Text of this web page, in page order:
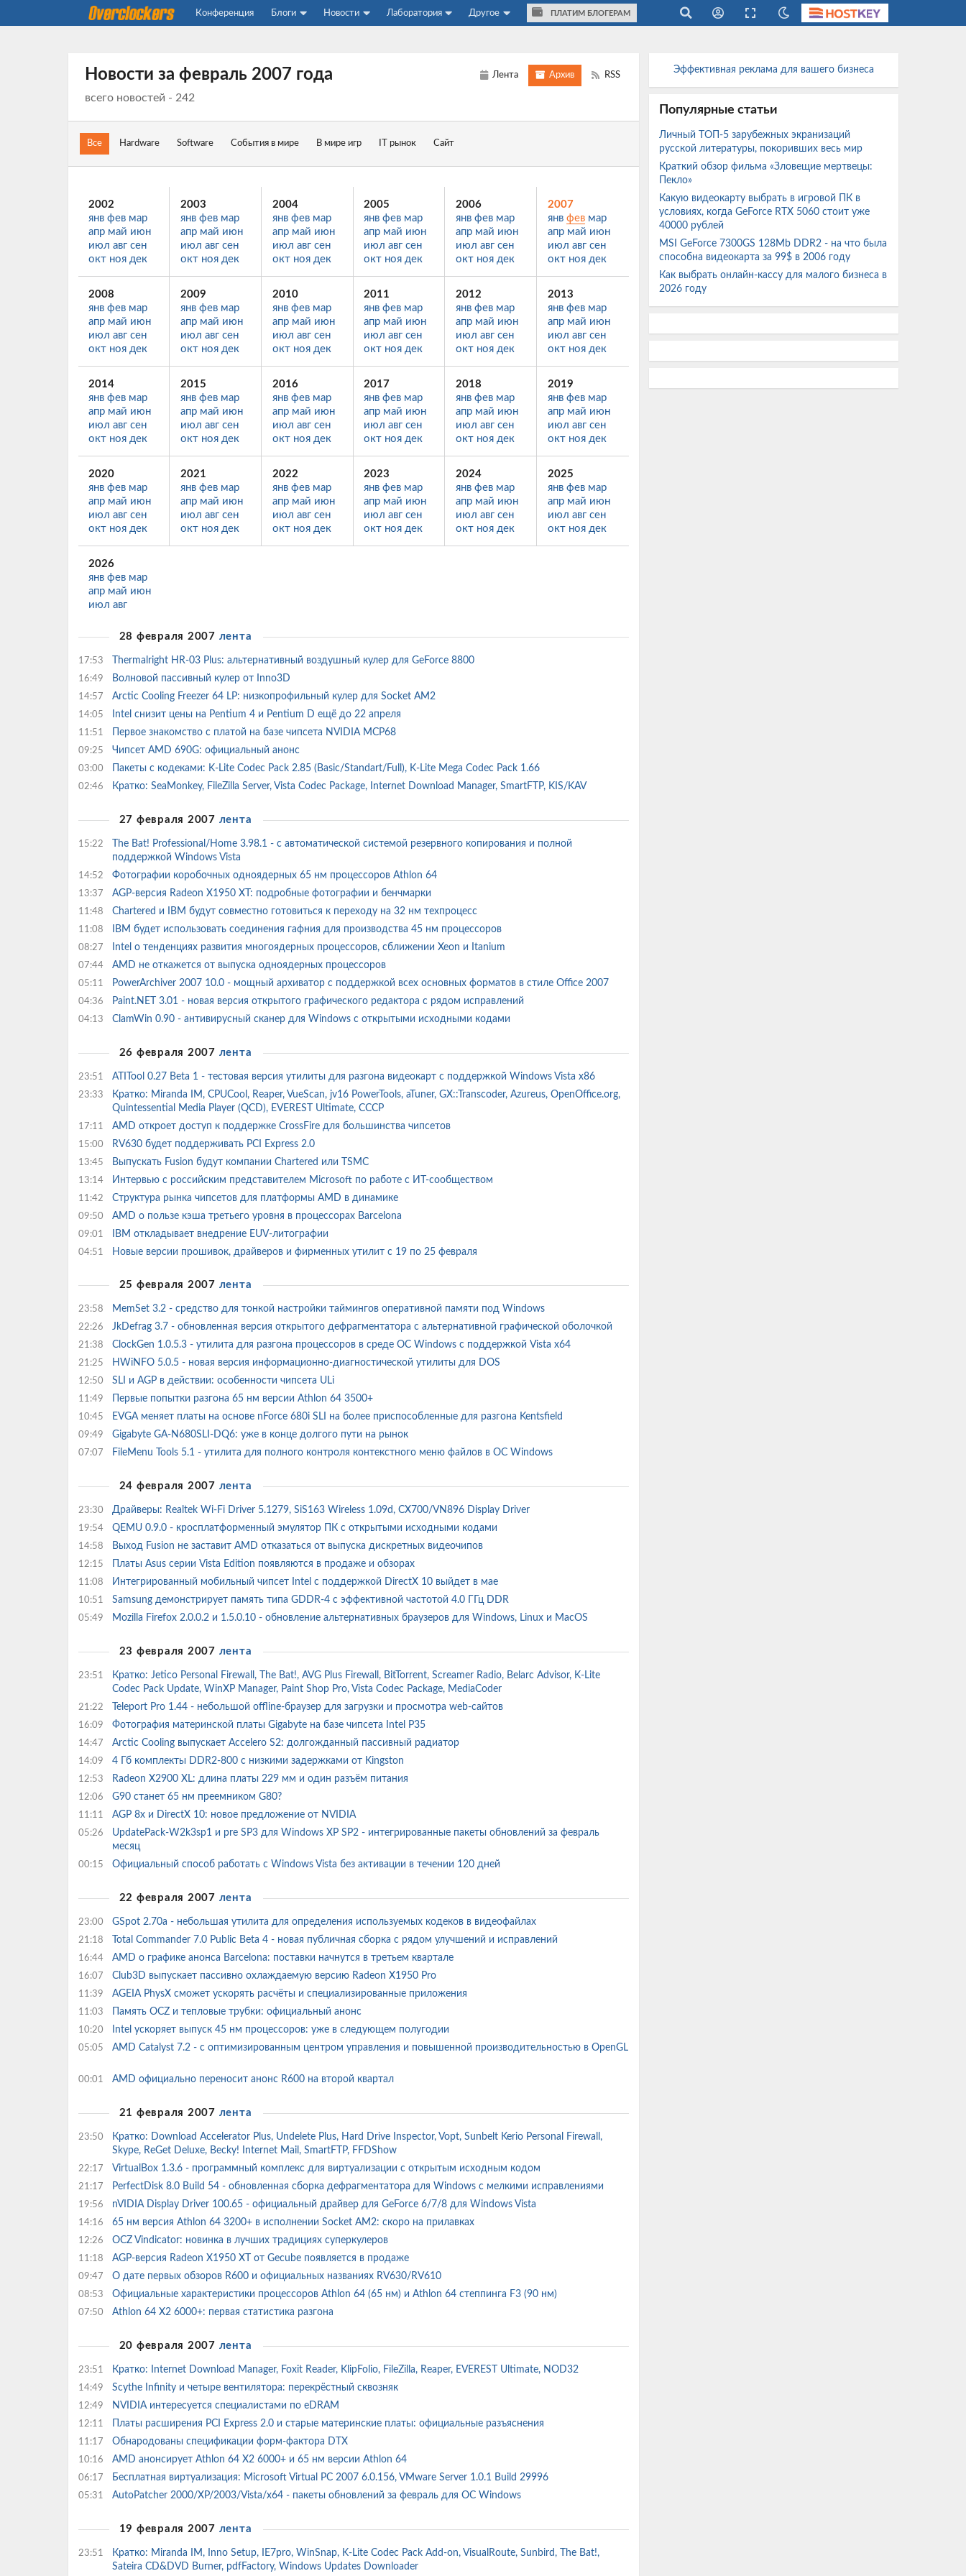
Конференция Блоги Новости Лаборатория Другое ПЛАТИМ БЛОГЕРАМ
Новости зафевраль 2007 года
всего новостей - 242
Лента Архив RSS
Все Hardware Software События в мире В мире игр IT рынок Сайт
2002
янв фев мар
апр май июн
июл авг сен
окт ноя дек
2003
янв фев мар
апр май июн
июл авг сен
окт ноя дек
2004
янв фев мар
апр май июн
июл авг сен
окт ноя дек
2005
янв фев мар
апр май июн
июл авг сен
окт ноя дек
2006
янв фев мар
апр май июн
июл авг сен
окт ноя дек
2007
янв фев мар
апр май июн
июл авг сен
окт ноя дек
2008
янв фев мар
апр май июн
июл авг сен
окт ноя дек
2009
янв фев мар
апр май июн
июл авг сен
окт ноя дек
2010
янв фев мар
апр май июн
июл авг сен
окт ноя дек
2011
янв фев мар
апр май июн
июл авг сен
окт ноя дек
2012
янв фев мар
апр май июн
июл авг сен
окт ноя дек
2013
янв фев мар
апр май июн
июл авг сен
окт ноя дек
2014
янв фев мар
апр май июн
июл авг сен
окт ноя дек
2015
янв фев мар
апр май июн
июл авг сен
окт ноя дек
2016
янв фев мар
апр май июн
июл авг сен
окт ноя дек
2017
янв фев мар
апр май июн
июл авг сен
окт ноя дек
2018
янв фев мар
апр май июн
июл авг сен
окт ноя дек
2019
янв фев мар
апр май июн
июл авг сен
окт ноя дек
2020
янв фев мар
апр май июн
июл авг сен
окт ноя дек
2021
янв фев мар
апр май июн
июл авг сен
окт ноя дек
2022
янв фев мар
апр май июн
июл авг сен
окт ноя дек
2023
янв фев мар
апр май июн
июл авг сен
окт ноя дек
2024
янв фев мар
апр май июн
июл авг сен
окт ноя дек
2025
янв фев мар
апр май июн
июл авг сен
окт ноя дек
2026
янв фев мар
апр май июн
июл авг
28 февраля 2007 лента
17:53 Thermalright HR-03 Plus: альтернативный воздушный кулер для GeForce 8800
16:49 Волновой пассивный кулер от Inno3D
14:57 Arctic Cooling Freezer 64 LP: низкопрофильный кулер для Socket AM2
14:05 Intel снизит цены на Pentium 4 и Pentium D ещё до 22 апреля
11:51 Первое знакомство с платой на базе чипсета NVIDIA MCP68
09:25 Чипсет AMD 690G: официальный анонс
03:00 Пакеты с кодеками: K-Lite Codec Pack 2.85 (Basic/Standart/Full), K-Lite Mega Codec Pack 1.66
02:46 Кратко: SeaMonkey, FileZilla Server, Vista Codec Package, Internet Download Manager, SmartFTP, KIS/KAV
27 февраля 2007 лента
15:22
The Bat! Professional/Home 3.98.1 - с автоматической системой резервного копирования и полной
поддержкой Windows Vista
14:52 Фотографии коробочных одноядерных 65 нм процессоров Athlon 64
13:37 AGP-версия Radeon X1950 XT: подробные фотографии и бенчмарки
11:48 Chartered и IBM будут совместно готовиться к переходу на 32 нм техпроцесс
11:08 IBM будет использовать соединения гафния для производства 45 нм процессоров
08:27 Intel о тенденциях развития многоядерных процессоров, сближении Xeon и Itanium
07:44 AMD не откажется от выпуска одноядерных процессоров
05:11 PowerArchiver 2007 10.0 - мощный архиватор с поддержкой всех основных форматов в стиле Office 2007
04:36 Paint.NET 3.01 - новая версия открытого графического редактора с рядом исправлений
04:13 ClamWin 0.90 - антивирусный сканер для Windows с открытыми исходными кодами
26 февраля 2007 лента
23:51 ATITool 0.27 Beta 1 - тестовая версия утилиты для разгона видеокарт с поддержкой Windows Vista x86
23:33
Кратко: Miranda IM, CPUCool, Reaper, VueScan, jv16 PowerTools, aTuner, GX::Transcoder, Azureus, OpenOffice.org,
Quintessential Media Player (QCD), EVEREST Ultimate, CCCP
17:11 AMD откроет доступ к поддержке CrossFire для большинства чипсетов
15:00 RV630 будет поддерживать PCI Express 2.0
13:45 Выпускать Fusion будут компании Chartered или TSMC
13:14 Интервью с российским представителем Microsoft по работе с ИТ-сообществом
11:42 Структура рынка чипсетов для платформы AMD в динамике
09:50 AMD о пользе кэша третьего уровня в процессорах Barcelona
09:01 IBM откладывает внедрение EUV-литографии
04:51 Новые версии прошивок, драйверов и фирменных утилит с 19 по 25 февраля
25 февраля 2007 лента
23:58 MemSet 3.2 - средство для тонкой настройки таймингов оперативной памяти под Windows
22:26 JkDefrag 3.7 - обновленная версия открытого дефрагментатора с альтернативной графической оболочкой
21:38 ClockGen 1.0.5.3 - утилита для разгона процессоров в среде ОС Windows с поддержкой Vista x64
21:25 HWiNFO 5.0.5 - новая версия информационно-диагностической утилиты для DOS
12:50 SLI и AGP в действии: особенности чипсета ULi
11:49 Первые попытки разгона 65 нм версии Athlon 64 3500+
10:45 EVGA меняет платы на основе nForce 680i SLI на более приспособленные для разгона Kentsfield
09:49 Gigabyte GA-N680SLI-DQ6: уже в конце долгого пути на рынок
07:07 FileMenu Tools 5.1 - утилита для полного контроля контекстного меню файлов в ОС Windows
24 февраля 2007 лента
23:30 Драйверы: Realtek Wi-Fi Driver 5.1279, SiS163 Wireless 1.09d, CX700/VN896 Display Driver
19:54 QEMU 0.9.0 - кросплатформенный эмулятор ПК с открытыми исходными кодами
14:58 Выход Fusion не заставит AMD отказаться от выпуска дискретных видеочипов
12:15 Платы Asus серии Vista Edition появляются в продаже и обзорах
11:08 Интегрированный мобильный чипсет Intel с поддержкой DirectX 10 выйдет в мае
10:51 Samsung демонстрирует память типа GDDR-4 с эффективной частотой 4.0 ГГц DDR
05:49 Mozilla Firefox 2.0.0.2 и 1.5.0.10 - обновление альтернативных браузеров для Windows, Linux и MacOS
23 февраля 2007 лента
23:51
Кратко: Jetico Personal Firewall, The Bat!, AVG Plus Firewall, BitTorrent, Screamer Radio, Belarc Advisor, K-Lite
Codec Pack Update, WinXP Manager, Paint Shop Pro, Vista Codec Package, MediaCoder
21:22 Teleport Pro 1.44 - небольшой offline-браузер для загрузки и просмотра web-сайтов
16:09 Фотография материнской платы Gigabyte на базе чипсета Intel P35
14:47 Arctic Cooling выпускает Accelero S2: долгожданный пассивный радиатор
14:09 4 Гб комплекты DDR2-800 с низкими задержками от Kingston
12:53 Radeon X2900 XL: длина платы 229 мм и один разъём питания
12:06 G90 станет 65 нм преемником G80?
11:11 AGP 8x и DirectX 10: новое предложение от NVIDIA
05:26
UpdatePack-W2k3sp1 и pre SP3 для Windows XP SP2 - интегрированные пакеты обновлений за февраль
месяц
00:15 Официальный способ работать с Windows Vista без активации в течении 120 дней
22 февраля 2007 лента
23:00 GSpot 2.70a - небольшая утилита для определения используемых кодеков в видеофайлах
21:18 Total Commander 7.0 Public Beta 4 - новая публичная сборка с рядом улучшений и исправлений
16:44 AMD о графике анонса Barcelona: поставки начнутся в третьем квартале
16:07 Club3D выпускает пассивно охлаждаемую версию Radeon X1950 Pro
11:39 AGEIA PhysX сможет ускорять расчёты и специализированные приложения
11:03 Память OCZ и тепловые трубки: официальный анонс
10:20 Intel ускоряет выпуск 45 нм процессоров: уже в следующем полугодии
05:05 AMD Catalyst 7.2 - с оптимизированным центром управления и повышенной производительностью в OpenGL
00:01 AMD официально переносит анонс R600 на второй квартал
21 февраля 2007 лента
23:50
Кратко: Download Accelerator Plus, Undelete Plus, Hard Drive Inspector, Vopt, Sunbelt Kerio Personal Firewall,
Skype, ReGet Deluxe, Becky! Internet Mail, SmartFTP, FFDShow
22:17 VirtualBox 1.3.6 - программный комплекc для виртуализации с открытым исходным кодом
21:17 PerfectDisk 8.0 Build 54 - обновленная сборка дефрагментатора для Windows с мелкими исправлениями
19:56 nVIDIA Display Driver 100.65 - официальный драйвер для GeForce 6/7/8 для Windows Vista
14:16 65 нм версия Athlon 64 3200+ в исполнении Socket AM2: скоро на прилавках
12:26 OCZ Vindicator: новинка в лучших традициях суперкулеров
11:18 AGP-версия Radeon X1950 XT от Gecube появляется в продаже
09:47 О дате первых обзоров R600 и официальных названиях RV630/RV610
08:53 Официальные характеристики процессоров Athlon 64 (65 нм) и Athlon 64 степпинга F3 (90 нм)
07:50 Athlon 64 X2 6000+: первая статистика разгона
20 февраля 2007 лента
23:51 Кратко: Internet Download Manager, Foxit Reader, KlipFolio, FileZilla, Reaper, EVEREST Ultimate, NOD32
14:49 Scythe Infinity и четыре вентилятора: перекрёстный сквозняк
12:49 NVIDIA интересуется специалистами по eDRAM
12:11 Платы расширения PCI Express 2.0 и старые материнские платы: официальные разъяснения
11:17 Обнародованы спецификации форм-фактора DTX
10:16 AMD анонсирует Athlon 64 X2 6000+ и 65 нм версии Athlon 64
06:17 Бесплатная виртуализация: Microsoft Virtual PC 2007 6.0.156, VMware Server 1.0.1 Build 29996
05:31 AutoPatcher 2000/XP/2003/Vista/x64 - пакеты обновлений за февраль для ОС Windows
19 февраля 2007 лента
23:51
Кратко: Miranda IM, Inno Setup, IE7pro, WinSnap, K-Lite Codec Pack Add-on, VisualRoute, Sunbird, The Bat!,
Sateira CD&DVD Burner, pdfFactory, Windows Updates Downloader
Эффективная реклама для вашего бизнеса
Популярные статьи
Личный ТОП-5 зарубежных экранизаций
русской литературы, покоривших весь мир
Краткий обзор фильма «Зловещие мертвецы:
Пекло»
Какую видеокарту выбрать в игровой ПК в
условиях, когда GeForce RTX 5060 стоит уже
40000 рублей
MSI GeForce 7300GS 128Mb DDR2 - на что была
способна видеокарта за 99$ в 2006 году
Как выбрать онлайн-кассу для малого бизнеса в
2026 году